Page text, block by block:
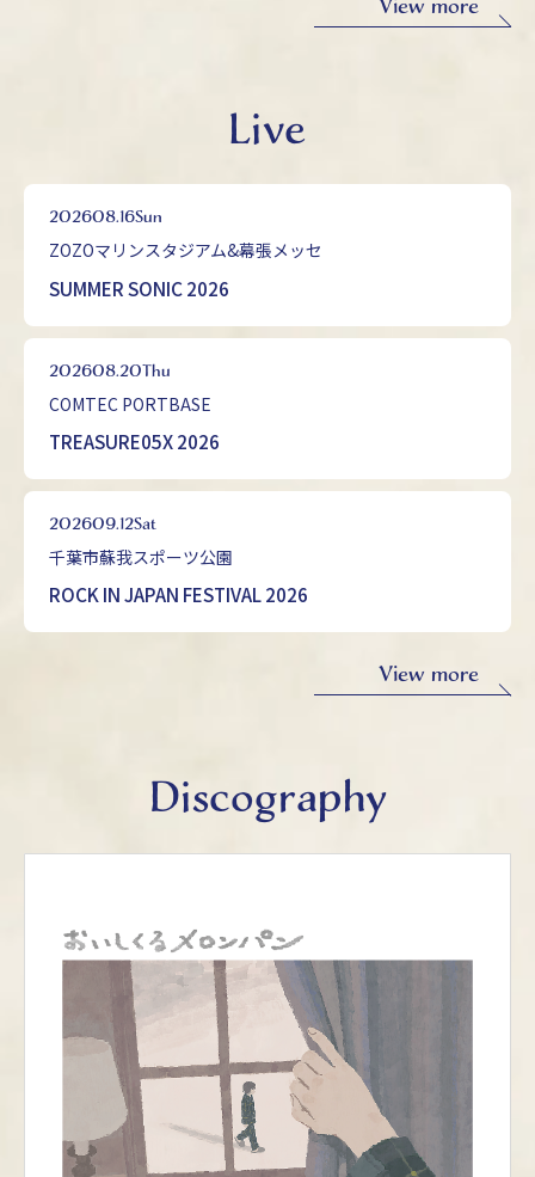
View more
Live
202608.16Sun
ZOZOマリンスタジアム&幕張メッセ
SUMMER SONIC 2026
202608.20Thu
COMTEC PORTBASE
TREASURE05X 2026
202609.12Sat
千葉市蘇我スポーツ公園
ROCK IN JAPAN FESTIVAL 2026
View more
Discography